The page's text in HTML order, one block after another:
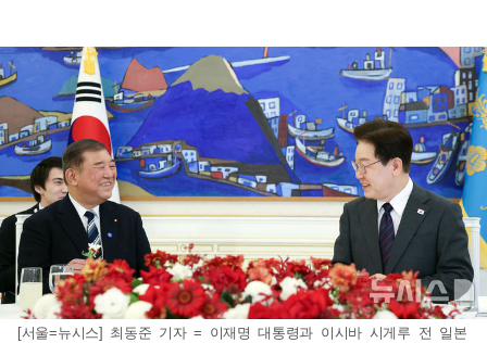
[서울=뉴시스] 최동준 기자 = 이재명 대통령과 이시바 시게루 전 일본